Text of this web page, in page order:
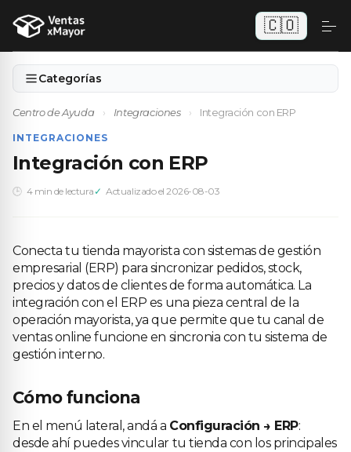
🇨🇴
Categorías
Centro de Ayuda › Integraciones › Integración con ERP
INTEGRACIONES
Integración con ERP
4 min de lectura Actualizado el 2026-08-03
Conecta tu tienda mayorista con sistemas de gestión
empresarial (ERP) para sincronizar pedidos, stock,
precios y datos de clientes de forma automática. La
integración con el ERP es una pieza central de la
operación mayorista, ya que permite que tu canal de
ventas online funcione en sincronia con tu sistema de
gestión interno.
Cómo funciona
En el menú lateral, andá a Configuración → ERP:
desde ahí puedes vincular tu tienda con los principales